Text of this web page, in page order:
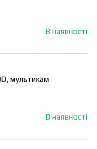
В наявності
мультикам
В наявності